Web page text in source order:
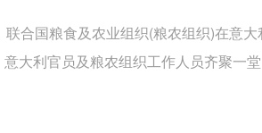
合国粮食及农业组织(粮农组织)在意
大利官员及粮农组织工作人员齐聚一堂